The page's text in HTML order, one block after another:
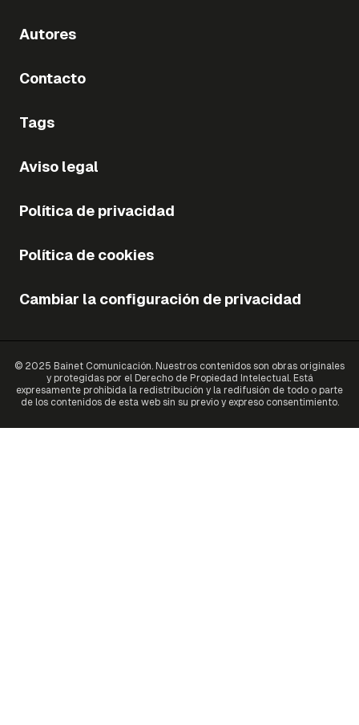
Autores
Contacto
Tags
Aviso legal
Política de privacidad
Política de cookies
Cambiar la configuración de privacidad
© 2025 Bainet Comunicación. Nuestros contenidos son obras originales
y protegidas por el Derecho de Propiedad Intelectual. Está
expresamente prohibida la redistribución y la redifusión de todo o parte
de los contenidos de esta web sin su previo y expreso consentimiento.